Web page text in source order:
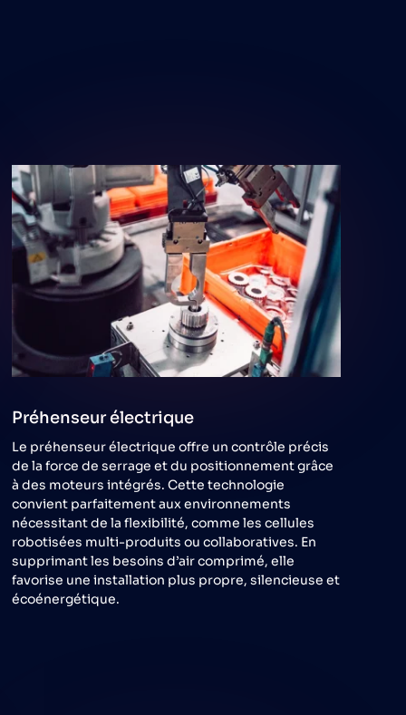
Préhenseur électrique
Le préhenseur électrique offre un contrôle précis
de la force de serrage et du positionnement grâce
à des moteurs intégrés. Cette technologie
convient parfaitement aux environnements
nécessitant de la flexibilité, comme les cellules
robotisées multi-produits ou collaboratives. En
supprimant les besoins d’air comprimé, elle
favorise une installation plus propre, silencieuse et
écoénergétique.